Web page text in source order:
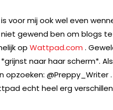
voor mij ook wel even
gewend ben om blogs te
op Wattpad.com .
naar haar scherm*.
opzoeken:
echt heel erg